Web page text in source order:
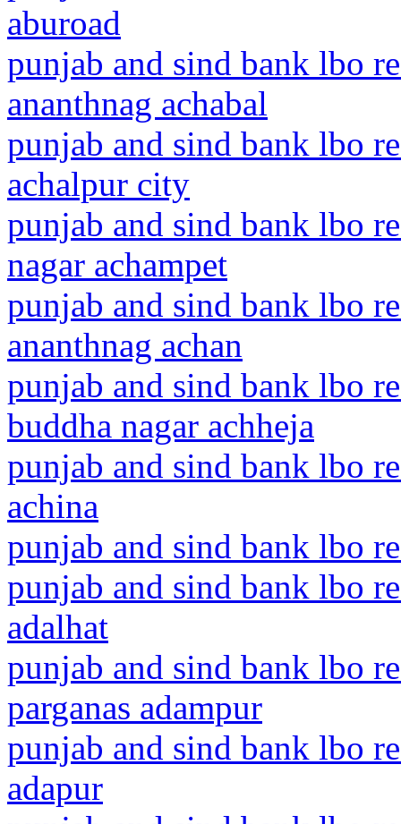
aburoad
punjab and sind bank lbo
ananthnag achabal
punjab and sind bank lbo
achalpur city
punjab and sind bank lbo
nagar achampet
punjab and sind bank lbo
ananthnag achan
punjab and sind bank lbo
buddha nagar achheja
punjab and sind bank lbo
achina
punjab and sind bank lbo
punjab and sind bank lbo
adalhat
punjab and sind bank lbo
parganas adampur
punjab and sind bank lbo
adapur